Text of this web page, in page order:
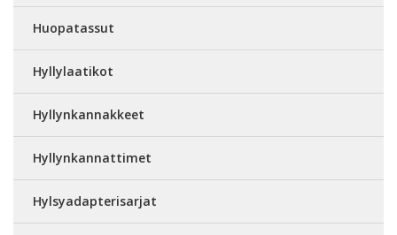
Huopatassut
Hyllylaatikot
Hyllynkannakkeet
Hyllynkannattimet
Hylsyadapterisarjat